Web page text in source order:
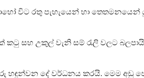
විට රතු පැහැයෙන් හා
සහ උකුල් වැනි සම් රැලි වලට බලපායි.
දේ වර්ධනය කරයි. මෙම අඩු